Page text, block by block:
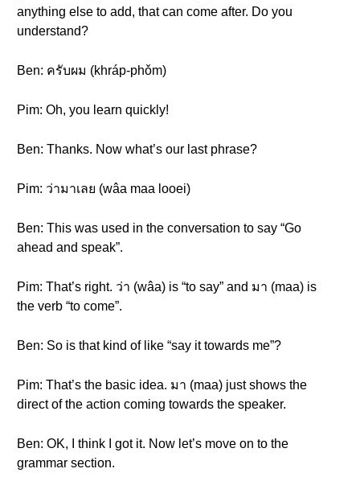
anything else to add, that can come after. Do you
understand?
Ben: ครับผม (khráp-phǒm)
Pim: Oh, you learn quickly!
Ben: Thanks. Now what’s our last phrase?
Pim: ว่ามาเลย (wâa maa looei)
Ben: This was used in the conversation to say “Go
ahead and speak”.
Pim: That’s right. ว่า (wâa) is “to say” and มา (maa) is
the verb “to come”.
Ben: So is that kind of like “say it towards me”?
Pim: That’s the basic idea. มา (maa) just shows the
direct of the action coming towards the speaker.
Ben: OK, I think I got it. Now let’s move on to the
grammar section.